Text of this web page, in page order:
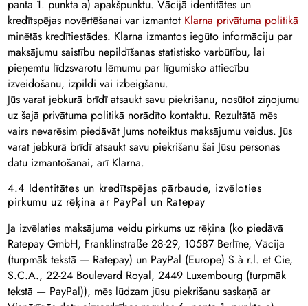
panta 1. punkta a) apakšpunktu. Vācijā identitātes un
kredītspējas novērtēšanai var izmantot Klarna privātuma politikā
minētās kredītiestādes. Klarna izmantos iegūto informāciju par
maksājumu saistību nepildīšanas statistisko varbūtību, lai
pieņemtu līdzsvarotu lēmumu par līgumisko attiecību
izveidošanu, izpildi vai izbeigšanu.
Jūs varat jebkurā brīdī atsaukt savu piekrišanu, nosūtot ziņojumu
uz šajā privātuma politikā norādīto kontaktu. Rezultātā mēs
vairs nevarēsim piedāvāt Jums noteiktus maksājumu veidus. Jūs
varat jebkurā brīdī atsaukt savu piekrišanu šai Jūsu personas
datu izmantošanai, arī Klarna.
4.4 Identitātes un kredītspējas pārbaude, izvēloties
pirkumu uz rēķina ar PayPal un Ratepay
Ja izvēlaties maksājuma veidu pirkums uz rēķina (ko piedāvā
Ratepay GmbH, Franklinstraße 28-29, 10587 Berlīne, Vācija
(turpmāk tekstā — Ratepay) un PayPal (Europe) S.à r.l. et Cie,
S.C.A., 22-24 Boulevard Royal, 2449 Luxembourg (turpmāk
tekstā — PayPal)), mēs lūdzam jūsu piekrišanu saskaņā ar